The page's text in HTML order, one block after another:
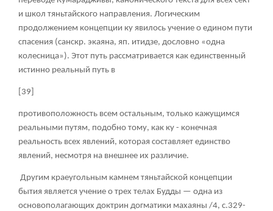
и школ тяньтайского направления. Логическим
продолжением концепции ку явилось учение о едином пути
спасения (санскр. экаяна, яп. итидзе, дословно «одна
колесница»). Этот путь рассматривается как единственный
истинно реальный путь в
[39]
противоположность всем остальным, только кажущимся
реальными путям, подобно тому, как ку - конечная
реальность всех явлений, которая составляет единство
явлений, несмотря на внешнее их различие.
Другим краеугольным камнем тяньтайской концепции
бытия является учение о трех телах Будды — одна из
основополагающих доктрин догматики махаяны /4, с.329-